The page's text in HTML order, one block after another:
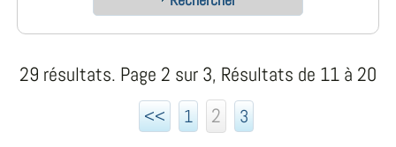
29 résultats. Page 2 sur 3, Résultats de 11 à 20
<< 1 2 3